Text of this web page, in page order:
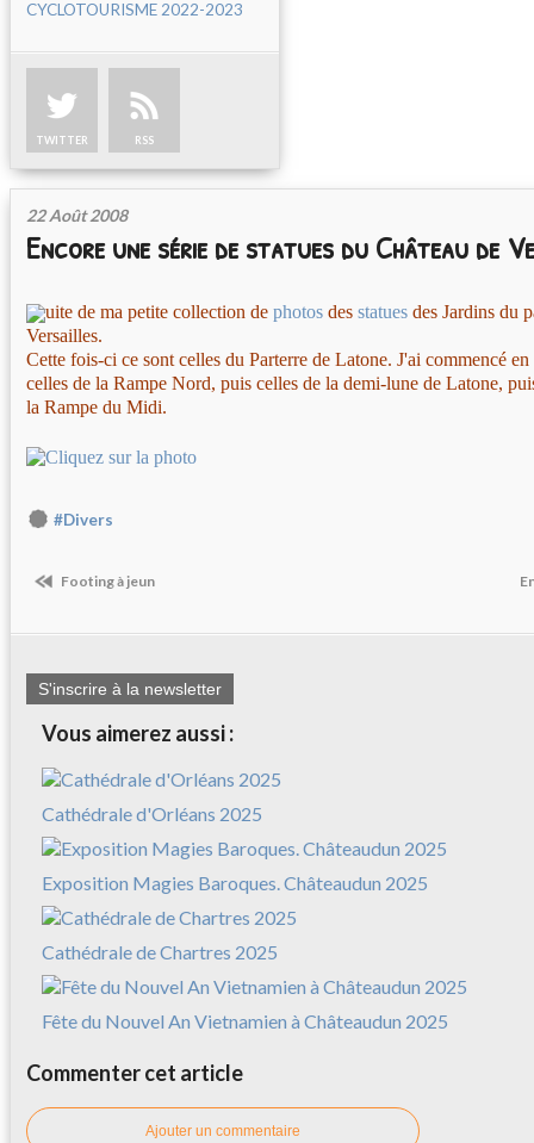
CYCLOTOURISME 2022-2023
TWITTER RSS
22 Août 2008
Encore une série de statues du Château de
uite de ma petite collection de photos des statues des Jardins du
Versailles.
Cette fois-ci ce sont celles du Parterre de Latone. J'ai commencé en
celles de la Rampe Nord, puis celles de la demi-lune de Latone,
la Rampe du Midi.
#Divers
Footing à jeun
S'inscrire à la newsletter
Vous aimerez aussi :
Cathédrale d'Orléans 2025
Exposition Magies Baroques. Châteaudun 2025
Cathédrale de Chartres 2025
Fête du Nouvel An Vietnamien à Châteaudun 2025
Commenter cet article
Ajouter un commentaire